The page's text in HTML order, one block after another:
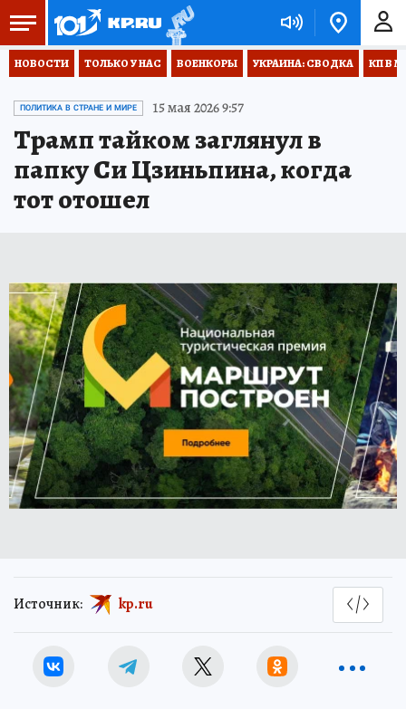
НОВОСТИ ТОЛЬКО У НАС ВОЕНКОРЫ УКРАИНА: СВОДКА КП В
ПОЛИТИКА В СТРАНЕ И МИРЕ 15 мая 2026 9:57
Трамп тайком заглянул в
папку Си Цзиньпина, когда
тот отошел
Источник: kp.ru